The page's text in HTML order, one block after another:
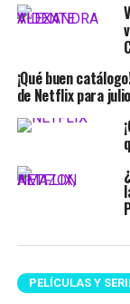
¡Qué buen
de Netflix para
PELÍCULAS Y